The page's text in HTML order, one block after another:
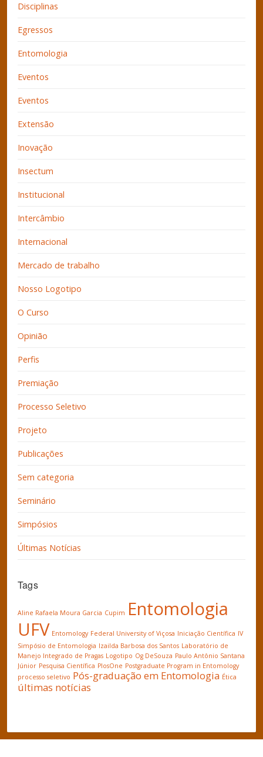
Disciplinas
Egressos
Entomologia
Eventos
Eventos
Extensão
Inovação
Insectum
Institucional
Intercâmbio
Internacional
Mercado de trabalho
Nosso Logotipo
O Curso
Opinião
Perfis
Premiação
Processo Seletivo
Projeto
Publicações
Sem categoria
Seminário
Simpósios
Últimas Notícias
Tags
Aline Rafaela Moura Garcia Cupim Entomologia
UFV Entomology Federal University of Viçosa Iniciação Científica IV
Simpósio de Entomologia Izailda Barbosa dos Santos Laboratório de
Manejo Integrado de Pragas Logotipo Og DeSouza Paulo Antônio Santana
Júnior Pesquisa Científica PlosOne Postgraduate Program in Entomology
processo seletivo Pós-graduação em Entomologia Ética
últimas notícias